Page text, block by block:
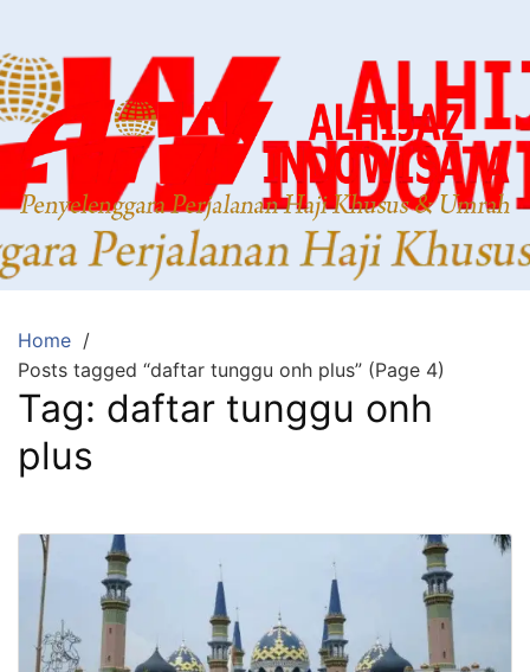
Home
Posts tagged “daftar tunggu onh plus” (Page 4)
Tag: daftar tunggu onh
plus